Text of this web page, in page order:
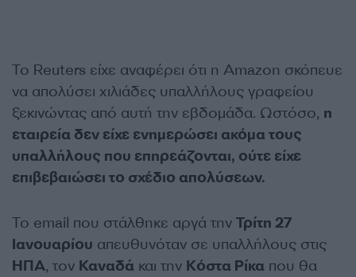
Το Reuters είχε αναφέρει ότι η Amazon σκόπευε
να απολύσει χιλιάδες υπαλλήλους γραφείου
ξεκινώντας από αυτή την εβδομάδα. Ωστόσο, η
εταιρεία δεν είχε ενημερώσει ακόμα τους
υπαλλήλους που επηρεάζονται, ούτε είχε
επιβεβαιώσει το σχέδιο απολύσεων.
Το email που στάλθηκε αργά την Τρίτη 27
Ιανουαρίου απευθυνόταν σε υπαλλήλους στις
ΗΠΑ, τον Καναδά και την Κόστα Ρίκα που θα